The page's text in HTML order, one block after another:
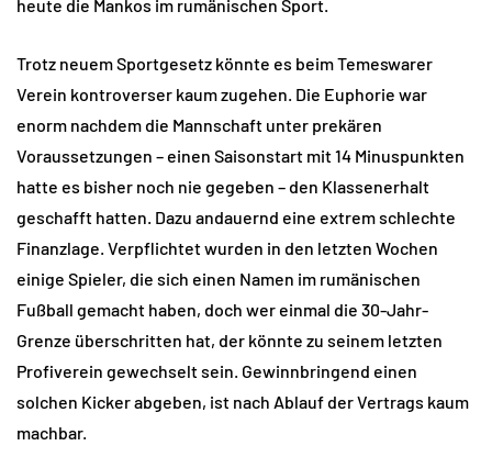
heute die Mankos im rumänischen Sport.
Trotz neuem Sportgesetz könnte es beim Temeswarer
Verein kontroverser kaum zugehen. Die Euphorie war
enorm nachdem die Mannschaft unter prekären
Voraussetzungen – einen Saisonstart mit 14 Minuspunkten
hatte es bisher noch nie gegeben – den Klassenerhalt
geschafft hatten. Dazu andauernd eine extrem schlechte
Finanzlage. Verpflichtet wurden in den letzten Wochen
einige Spieler, die sich einen Namen im rumänischen
Fußball gemacht haben, doch wer einmal die 30-Jahr-
Grenze überschritten hat, der könnte zu seinem letzten
Profiverein gewechselt sein. Gewinnbringend einen
solchen Kicker abgeben, ist nach Ablauf der Vertrags kaum
machbar.